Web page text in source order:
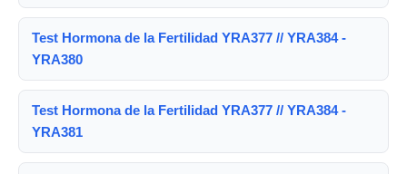
Test Hormona de la Fertilidad YRA377 // YRA384 -
YRA380
Test Hormona de la Fertilidad YRA377 // YRA384 -
YRA381